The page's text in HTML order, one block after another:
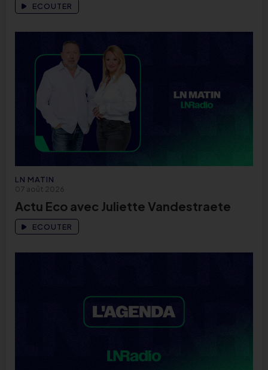
ECOUTER
LN MATIN
07 août 2026
Actu Eco avec Juliette Vandestraete
ECOUTER